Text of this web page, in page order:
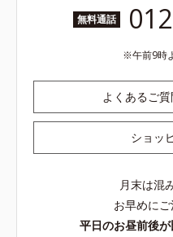
無料通話
午前9時
よくあるご
ショッ
月末は混
お早めにご
平日のお昼前後